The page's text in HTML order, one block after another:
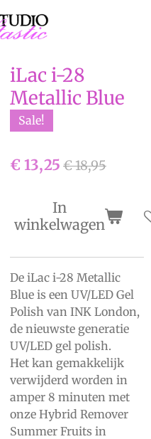
iLac i-28
Metallic Blue
Sale!
€ 13,25 € 18,95
In
winkelwagen
De iLac i-28 Metallic
Blue is een UV/LED Gel
Polish van INK London,
de nieuwste generatie
UV/LED gel polish.
Het kan gemakkelijk
verwijderd worden in
amper 8 minuten met
onze Hybrid Remover
Summer Fruits in